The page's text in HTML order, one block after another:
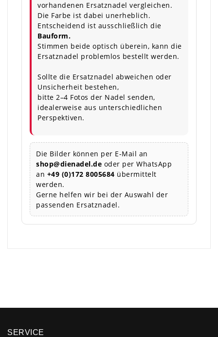
vorhandenen Ersatznadel vergleichen.
Die Farbe ist dabei unerheblich.
Entscheidend ist ausschließlich die
Bauform.
Stimmen beide optisch überein, kann die
Ersatznadel problemlos bestellt werden.
Sollte die Ersatznadel abweichen oder
Unsicherheit bestehen,
bitte 2–4 Fotos der Nadel senden,
idealerweise aus unterschiedlichen
Perspektiven.
Die Bilder können per E-Mail an
shop@dienadel.de oder per WhatsApp
an +49 (0)172 8005684 übermittelt
werden.
Gerne helfen wir bei der Auswahl der
passenden Ersatznadel.
SERVICE